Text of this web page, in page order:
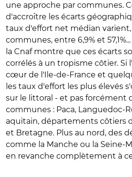
une approche par communes.
d'accroître les écarts
taux d'effort net médian varient,
communes, entre 6,9% et
la Cnaf montre que ces écarts
corrélés à un tropisme côtier. Si
cœur de l'Ile-de-France et
les taux d'effort les plus élevés
sur le littoral - et pas forcément
communes : Paca, Languedoc-
aquitain, départements côtiers
et Bretagne. Plus au nord, des
comme la Manche ou la Seine-
en revanche complètement à